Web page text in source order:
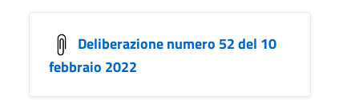
Deliberazione numero 52 del 10
febbraio 2022